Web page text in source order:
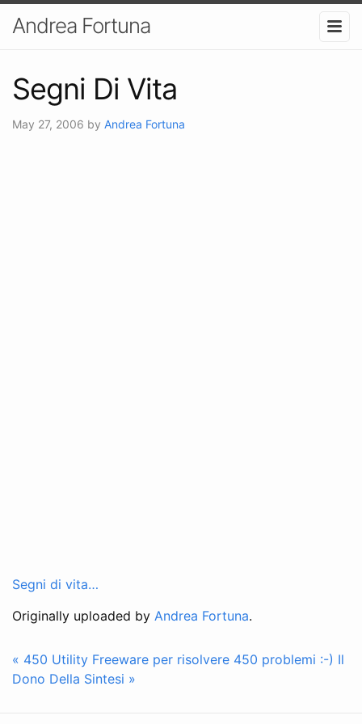
Andrea Fortuna
Segni Di Vita
May 27, 2006 by Andrea Fortuna
Segni di vita…
Originally uploaded by Andrea Fortuna.
« 450 Utility Freeware per risolvere 450 problemi :-) Il
Dono Della Sintesi »